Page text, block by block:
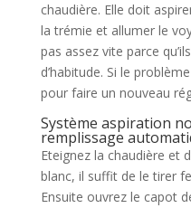
chaudière. Elle doit
la trémie et allumer le
pas assez vite parce
d’habitude. Si le
pour faire un nouveau
Système aspiration
remplissage
Eteignez la chaudière et
blanc, il suffit de le tirer
Ensuite ouvrez le capot